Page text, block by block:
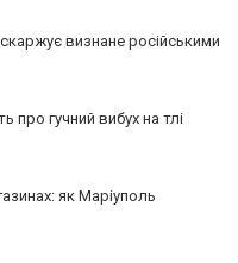
визнане російськими
про гучний вибух на тлі
як Маріуполь